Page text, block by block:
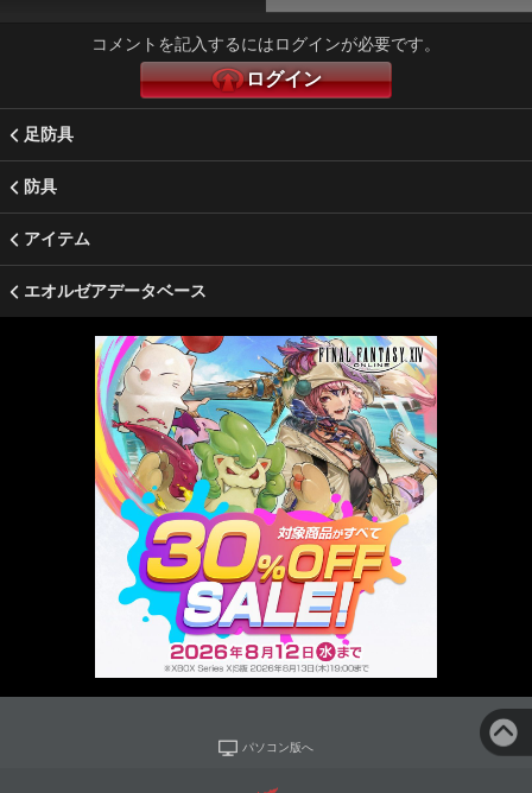
コメントを記入するにはログインが必要です。
ログイン
足防具
防具
アイテム
エオルゼアデータベース
パソコン版へ